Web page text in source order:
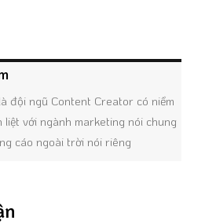
đội ngũ Content Creator có niềm
liệt với ngành marketing nói chung
cáo ngoài trời nói riêng